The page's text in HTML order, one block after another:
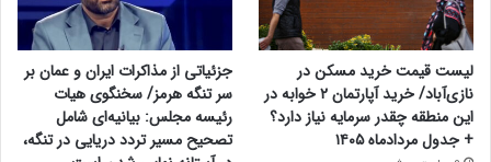
لیست قیمت خرید مسکن در
نازی‌آباد/ خرید آپارتمان ۲ خوابه در
این منطقه چقدر سرمایه نیاز دارد؟
+ جدول مردادماه ۱۴۰۵
جزئیاتی از مذاکرات ایران و عمان بر
سر تنگه هرمز/ سخنگوی هیات
رئیسه مجلس: بیانیه‌ای شامل
تصحیح مسیر تردد دریایی در تنگه،